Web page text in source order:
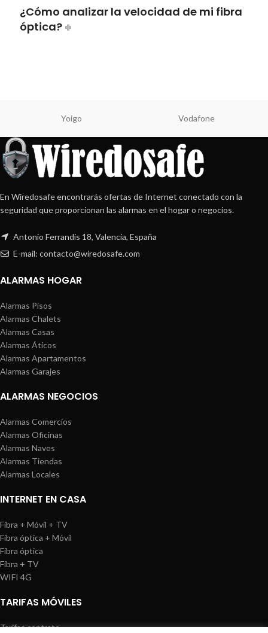
¿Cómo analizar la velocidad de mi fibra
óptica?
Yoigo Vodafone
En Wiredosafe encontrarás ofertas de Internet conectado con la
seguridad que proporcionan las alarmas en el hogar o negocios.
Antonio Ferrandis 18, Valencia, España
E-mail: contacto@wiredosafe.com
ALARMAS HOGAR
Alarmas Pisos
Alarmas Chalets
Alarmas Casas
Alarmas Áticos
Alarmas Apartamentos
Alarmas Garajes
ALARMAS NEGOCIOS
Alarmas Comercios
Alarmas Oficinas
Alarmas Naves
Alarmas Tiendas
Alarmas Locales
INTERNET EN CASA
Fibra + Móvil + TV
Fibra óptica + Móvil
Fibra óptica
Fibra + TV
WIFI 4G
TARIFAS MÓVILES
Tarifas contrato